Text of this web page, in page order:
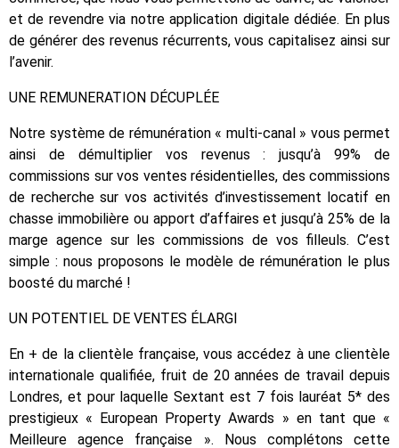
et de revendre via notre application digitale dédiée. En plus
de générer des revenus récurrents, vous capitalisez ainsi sur
l’avenir.
UNE REMUNERATION DÉCUPLÉE
Notre système de rémunération « multi-canal » vous permet
ainsi de démultiplier vos revenus : jusqu’à 99% de
commissions sur vos ventes résidentielles, des commissions
de recherche sur vos activités d’investissement locatif en
chasse immobilière ou apport d’affaires et jusqu’à 25% de la
marge agence sur les commissions de vos filleuls. C’est
simple : nous proposons le modèle de rémunération le plus
boosté du marché !
UN POTENTIEL DE VENTES ÉLARGI
En + de la clientèle française, vous accédez à une clientèle
internationale qualifiée, fruit de 20 années de travail depuis
Londres, et pour laquelle Sextant est 7 fois lauréat 5* des
prestigieux « European Property Awards » en tant que «
Meilleure agence française ». Nous complétons cette